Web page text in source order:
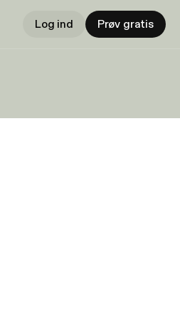
Log ind Prøv gratis